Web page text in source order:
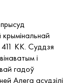
411 КК. Суддзя
і
гадоў
Алега асудзілі